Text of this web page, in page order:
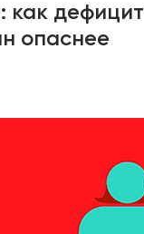
как дефицит
опаснее